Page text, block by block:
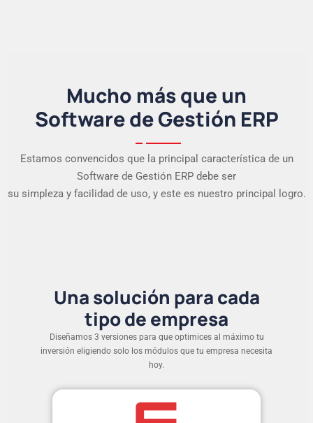
Mucho más que un
Software de Gestión ERP
Estamos convencidos que la principal característica de un
Software de Gestión ERP debe ser
su simpleza y facilidad de uso, y este es nuestro principal logro.
Una solución para cada
tipo de empresa
Diseñamos 3 versiones para que optimices al máximo tu
inversión eligiendo solo los módulos que tu empresa necesita
hoy.